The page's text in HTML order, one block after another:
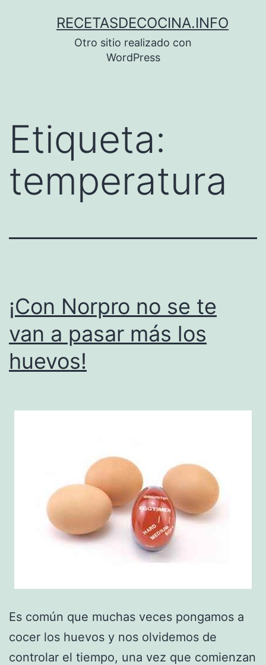
RECETASDECOCINA.INFO
Otro sitio realizado con
WordPress
Etiqueta:
temperatura
¡Con Norpro no se te
van a pasar más los
huevos!
Es común que muchas veces pongamos a
cocer los huevos y nos olvidemos de
controlar el tiempo, una vez que comienzan